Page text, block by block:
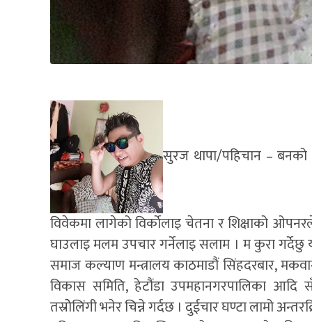
सुरज थापा/पहिचान – बनको
विवेकमा लागेको विर्काेलाइ चेतना र शिक्षाको
घाउलाइ मलम उपचार गर्नेलाइ सलाम । म कुरा
समाज कल्याण मन्त्रालय काठमाडौं सिंहदरबार,
विकास समिति, हेटौंडा उपमहानगरपालिका
तस्रोेलिंगी भनेर चिन्ने गर्दछ । दुईचार घण्टा लामो